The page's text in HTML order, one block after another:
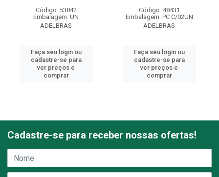
Código: 53842
Embalagem: UN
ADELBRAS
Faça seu login ou
cadastre-se para
ver preços e
comprar
Código: 48431
Embalagem: PC C/02UN
ADELBRAS
Faça seu login ou
cadastre-se para
ver preços e
comprar
Cadastre-se para receber nossas ofertas!